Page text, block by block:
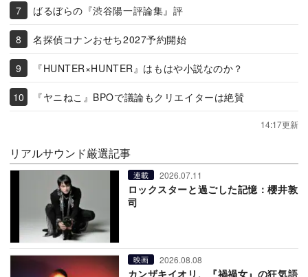
ばるぼらの『渋谷陽一評論集』評
名探偵コナンおせち2027予約開始
『HUNTER×HUNTER』はもはや小説なのか？
『ヤニねこ』BPOで議論もクリエイターは絶賛
14:17更新
リアルサウンド厳選記事
連載 2026.07.11
ロックスターと過ごした記憶：櫻井敦
司
映画 2026.08.08
カンザキイオリ、『禍禍女』の狂気語